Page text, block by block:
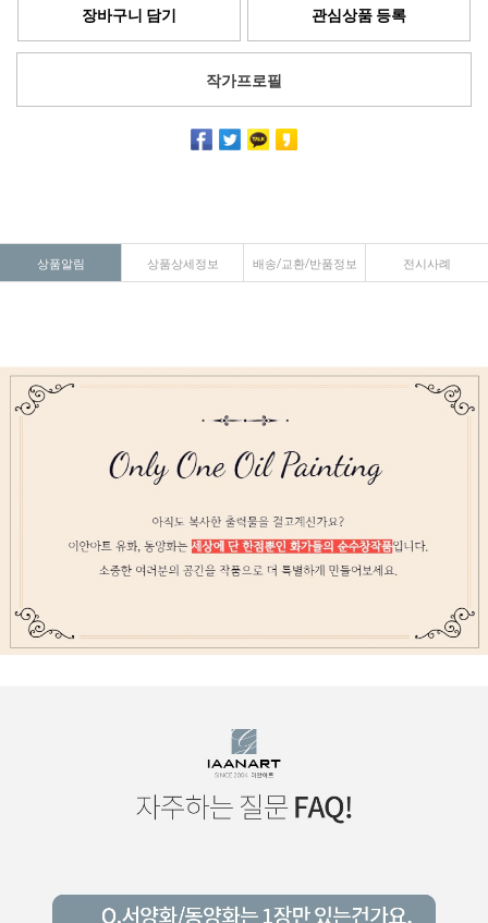
장바구니 담기 관심상품 등록
작가프로필
상품알림 상품상세정보 배송/교환/반품정보 전시사례